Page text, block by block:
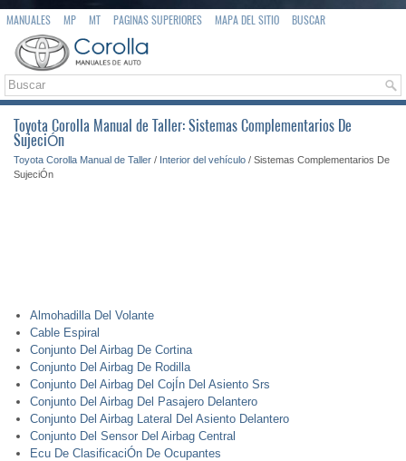
MANUALES MP MT PAGINAS SUPERIORES MAPA DEL SITIO BUSCAR
Toyota Corolla Manual de Taller: Sistemas Complementarios De
SujeciÓn
Toyota Corolla Manual de Taller / Interior del vehículo / Sistemas Complementarios De
SujeciÓn
Almohadilla Del Volante
Cable Espiral
Conjunto Del Airbag De Cortina
Conjunto Del Airbag De Rodilla
Conjunto Del Airbag Del CojÍn Del Asiento Srs
Conjunto Del Airbag Del Pasajero Delantero
Conjunto Del Airbag Lateral Del Asiento Delantero
Conjunto Del Sensor Del Airbag Central
Ecu De ClasificaciÓn De Ocupantes